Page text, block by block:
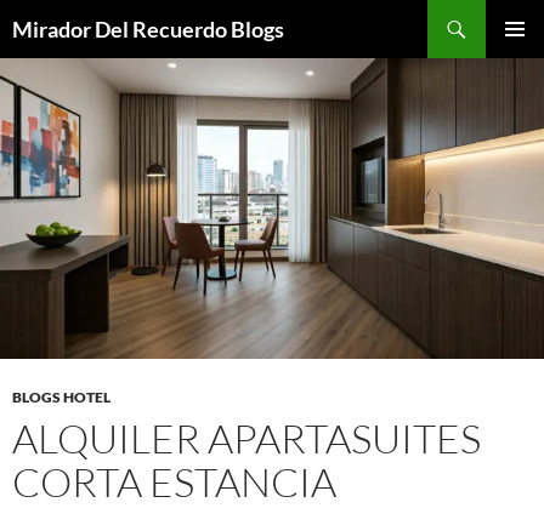
contenido
Mirador Del Recuerdo Blogs
BLOGS HOTEL
ALQUILER APARTASUITES
CORTA ESTANCIA